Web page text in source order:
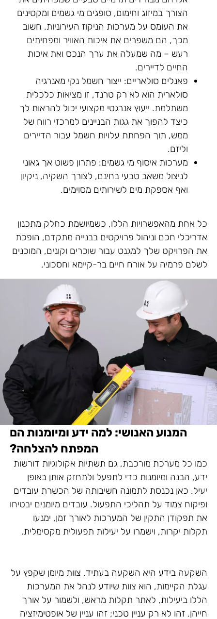
הצורך במיזוג וחימום, סופגים מי גשמים ומקטינים
את העומס על מערכות הניקוז העירוניות. חשוב
מכך, הם משפרים את איכות האוויר ומפחיתים
רעש – מה שמעלה את ערך הנכס ואת איכות
החיים לדיירים.
פאנלים סולאריים: ייצור חשמל נקי מאנרגיה
סולארית הוא לא רק טרנד, זו מציאות כלכלית
משתלמת. ייעוץ אנרגטי מקצועי יכול להראות לך
כיצד להפוך את גגות הבניינים למרכזי רווח של
ממש, תוך הפחתת עלויות חשמל עבור הדיירים
וליזם.
מערכות איסוף מי גשמים: פתרון פשוט אך גאוני
לניצול משאב טבעי בחינם, לצורך השקיה, ניקיון
ואף אספקת מים לשירותים מסוימים.
כל אחת מהאפשרויות הללו, כשמיושמת כחלק מתכנון
אדריכלי חכם וניהול פרויקטים בבנייה מתקדם, הופכת
את הפרויקט שלך למגנט עבור שוכרים וקונים, המוכנים
לשלם פרמיה על אורח חיים בר-קיימא וחסכוני.
המנוע האנושי: למה ידע ומיומנות הם
המפתח להצלחה?
כמו כל מערכת מורכבת, גם תשתיות אקולוגיות דורשות
ידע, הבנה ומיומנות כדי לתפעל ולתחזק אותן באופן
יעיל. כאן נכנסת לתמונה חשיבותה של הכשרת עובדים
ופיקוח צמוד על תהליכי התפעול. עובדים מיומנים יבטיחו
את תפקודן התקין של המערכות לאורך זמן, ימנעו
תקלות יקרות, וישמרו על יעילות תפעולית מקסימלית.
השקעה בידע היא השקעה בעתיד. צוות מיומן שקפץ על
עגלת הקיימות, הוא צוות שיודע לנהל את המערכות
הללו ביעילות, לאתר תקלות מראש, ולשמור על אורך
חייהן. זהו לא רק עניין טכני; זהו עניין של אופטימיזציה